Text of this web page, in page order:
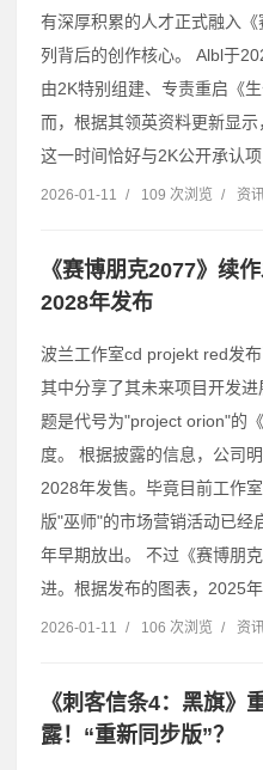
有深厚积累的人才正式融入
列背后的创作核心。 Albl于
由2K特别组建、专责重启《
而，根据其领英资料更新显示
这一时间恰好与2K公开承认
2026-01-11 / 109 次浏览 / 资
《赛博朋克2077》续
2028年发布
波兰工作室cd projekt red发
其中分享了其未来项目开发
题是代号为"project orion"的
度。 根据披露的信息，公司
2028年发售。毕竟目前工作
版"巫师"的市场营销活动已经
年早期放出。 不过《赛博朋
进。根据发布的图表，2025
2026-01-11 / 106 次浏览 / 资
《刺客信条4：黑旗》
露！“重新同步版”？